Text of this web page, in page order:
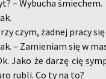
– Wy­bu­cha śmie­chem.
czym, żad­nej pracy
– Za­mie­niam się w
Jako że darzę cię
rubli. Co ty na to?